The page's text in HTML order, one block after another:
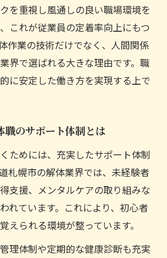
を重視し風通しの良い職場環境を
これが従業員の定着率向上にもつ
作業の技術だけでなく、人間関係
界で選ばれる大きな理由です。職
に安定した働き方を実現する上で
職のサポート体制とは
ためには、充実したサポート体制
札幌市の解体業界では、未経験者
支援、メンタルケアの取り組みな
れています。これにより、初心者
えられる環境が整っています。
理体制や定期的な健康診断も充実